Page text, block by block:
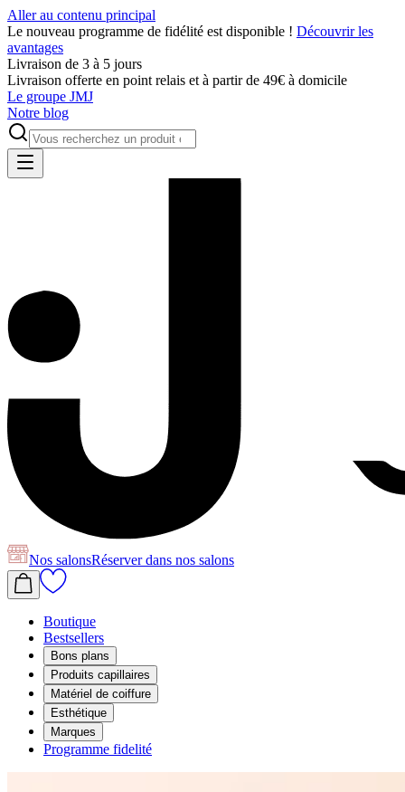
Aller au contenu principal
Le nouveau programme de fidélité est disponible ! Découvrir les
avantages
Livraison de 3 à 5 jours
Livraison offerte en point relais et à partir de 49€ à domicile
Le groupe JMJ
Notre blog
Nos salonsRéserverdans nos salons
Boutique
Bestsellers
Bons plans
Produits capillaires
Matériel de coiffure
Esthétique
Marques
Programme fidelité